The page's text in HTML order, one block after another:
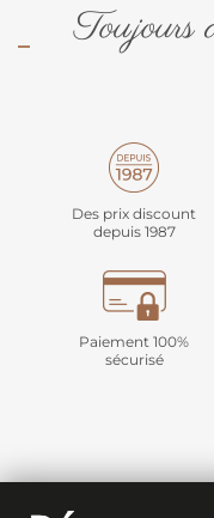
Toujours
Des prix discount
depuis 1987
Paiement 100%
sécurisé